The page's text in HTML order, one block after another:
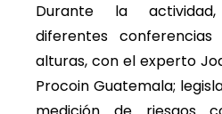
Durante la
diferentes
alturas, con el experto
Procoin Guatemala;